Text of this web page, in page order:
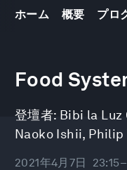
ホーム 概要 プロ
Food
登壇者: Bibi la Luz
Naoko Ishii, Philip
2021年4月7日
of
26
seconds